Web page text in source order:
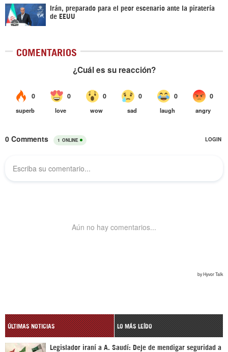
Irán, preparado para el peor escenario ante la piratería
de EEUU
COMENTARIOS
ÚLTIMAS NOTICIAS LO MÁS LEÍDO
Legislador iraní a A. Saudí: Deje de mendigar seguridad a